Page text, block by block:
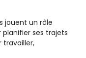
jouent un rôle
ses trajets
travailler,